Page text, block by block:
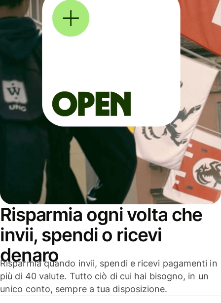
Risparmia ogni volta che
invii, spendi o ricevi
denaro
Risparmia quando invii, spendi e ricevi pagamenti in
più di 40 valute. Tutto ciò di cui hai bisogno, in un
unico conto, sempre a tua disposizione.